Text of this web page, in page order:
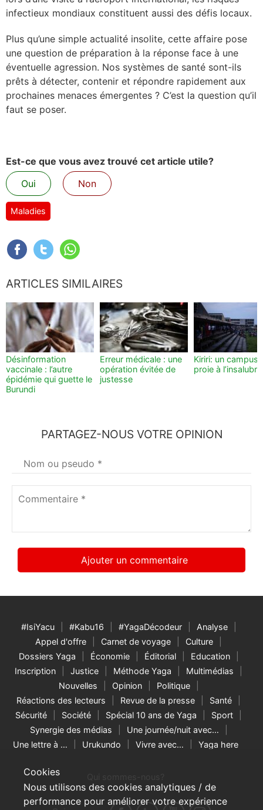
Cookies
Nous utilisons des cookies analytiques / de
performance pour améliorer votre expérience
infectieux mondiaux constituent aussi des défis locaux.
Plus qu’une simple actualité insolite, cette affaire pose
une question de préparation à la réponse face à une
éventuelle agression. Nos systèmes de santé sont-ils
prêts à détecter, contenir et répondre rapidement aux
prochaines menaces émergentes ? C’est la question qu’il
faut se poser.
Est-ce que vous avez trouvé cet article utile?
Oui
Non
Maladies
ARTICLES SIMILAIRES
Désinformation
vaccinale : l’autre
épidémie qui guette le
Burundi
Erreur médicale : une
opération évitée de
justesse
Kiriri: un campus
proie à
PARTAGEZ-NOUS VOTRE OPINION
Votre
nom*
#IsiYacu #Kabu16 #YagaDécodeur
Analyse
Appel d'offre
Carnet de voyage
Culture
Dossiers Yaga
Économie Éditorial
Education
Inscription
Justice Méthode Yaga
Multimédias
Nouvelles
Opinion
Politique
Réactions des lecteurs
Revue de la presse
Santé
Sécurité
Société Spécial 10 ans de Yaga
Sport
Synergie des médias
Une journée/nuit avec…
Une lettre à …
Urukundo Vivre avec… Yaga here